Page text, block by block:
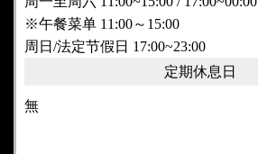
※午餐菜单 11:00～15:00
周日/法定节假日 17:00~23:00
定期休息日
無